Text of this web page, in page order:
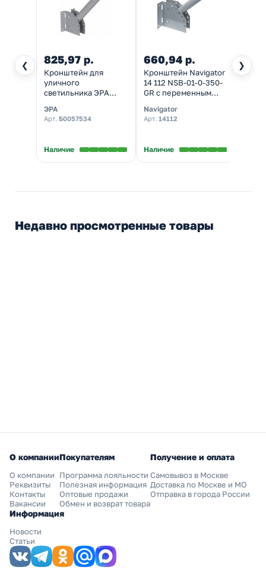
❮ ❯
825,97 р.
Кронштейн для
уличного
светильника ЭРА
переменным углом
520mm d48mm
ЭРА
Арт. Б0057534
Наличие
660,94 р.
Кронштейн Navigator
14 112 NSB-01-0-350-
GR с переменным
Navigator
Арт. 14112
Наличие
Недавно просмотренные товары
О компании
О компании
Реквизиты
Контакты
Вакансии
Покупателям
Программа лояльности
Полезная информация
Оптовые продажи
Обмен и возврат товара
Получение и оплата
Самовывоз в Москве
Доставка по Москве и МО
Отправка в города России
Информация
Новости
Статьи